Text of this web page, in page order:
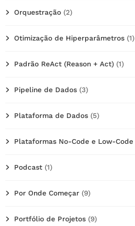
Orquestração (2)
Otimização de Hiperparâmetros (1)
Padrão ReAct (Reason + Act) (1)
Pipeline de Dados (3)
Plataforma de Dados (5)
Plataformas No-Code e Low-Code
Podcast (1)
Por Onde Começar (9)
Portfólio de Projetos (9)